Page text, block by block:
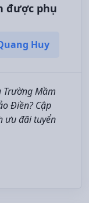
được phụ
Huy
Mầm
Điền? Cập
ưu đãi tuyển